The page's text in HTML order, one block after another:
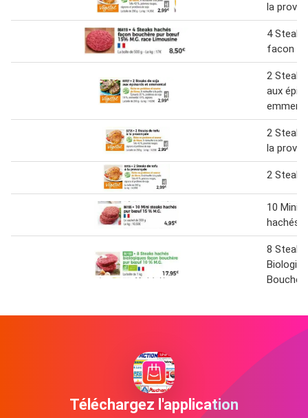
la
4
facon
2
aux
2
la
2
10 Mini
hachés
8
Téléchargez l'application